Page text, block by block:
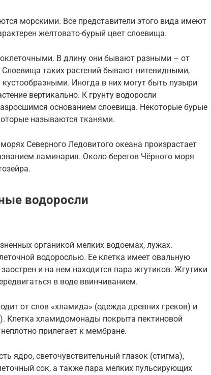
морскими. Все представители этого вида имеют
желтовато-бурый цвет слоевища.
В длину они бывают разными – от
таких растений бывают нитевидными,
Иногда в них могут быть пузыри
вертикально. К грунту водоросли
основанием слоевища. Некоторые бурые
называются тканями.
Северного Ледовитого океана произрастает
ламинария. Около берегов Чёрного моря
водоросли
органикой мелких водоемах, лужах.
водорослью. Ее клетка имеет овальную
и на нем находится пара жгутиков. Жгутики
в воде ввинчиванием.
от слов «хламида» (одежда древних греков) и
Клетка хламидомонады покрыта пектиновой
прилегает к мембране.
ядро, светочувствительный глазок (стигма),
сок, а также пара мелких пульсирующих